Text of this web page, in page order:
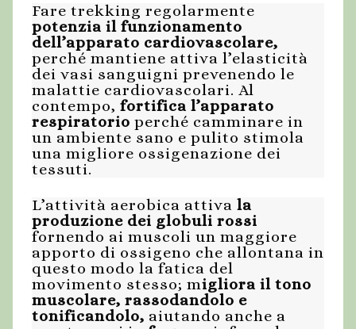
Fare trekking regolarmente
potenzia il funzionamento
dell’apparato cardiovascolare,
perché mantiene attiva l’elasticità
dei vasi sanguigni prevenendo le
malattie cardiovascolari. Al
contempo, fortifica l’apparato
respiratorio perché camminare in
un ambiente sano e pulito stimola
una migliore ossigenazione dei
tessuti.
L’attività aerobica attiva la
produzione dei globuli rossi
fornendo ai muscoli un maggiore
apporto di ossigeno che allontana in
questo modo la fatica del
movimento stesso; migliora il tono
muscolare, rassodandolo e
tonificandolo, aiutando anche a